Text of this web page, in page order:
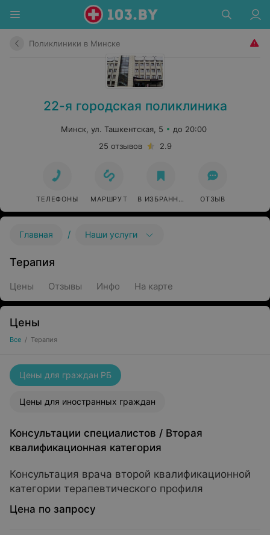
Поликлиники в Минске
22-я городская поликлиника
Минск, ул. Ташкентская, 5
до 20:00
25 отзывов
2.9
ТЕЛЕФОНЫ МАРШРУТ В ИЗБРАННОЕ ОТЗЫВ
Главная / Наши услуги
Терапия
Цены Отзывы Инфо На карте
Цены
Все / Терапия
Цены для граждан РБ
Цены для иностранных граждан
Консультации специалистов / Вторая
квалификационная категория
Консультация врача второй квалификационной
категории терапевтического профиля
Цена по запросу